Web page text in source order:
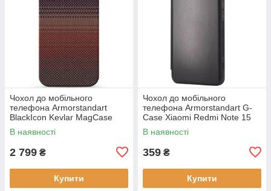
Чохол до мобільного
телефона Armorstandart
BlackIcon Kevlar MagCase
Apple iPhone 17 Sunset
(ARM90153)
В наявності
2 799 ₴
Купити
Чохол до мобільного
телефона Armorstandart G-
Case Xiaomi Redmi Note 15
4G Black (ARM89695)
В наявності
359 ₴
Купити